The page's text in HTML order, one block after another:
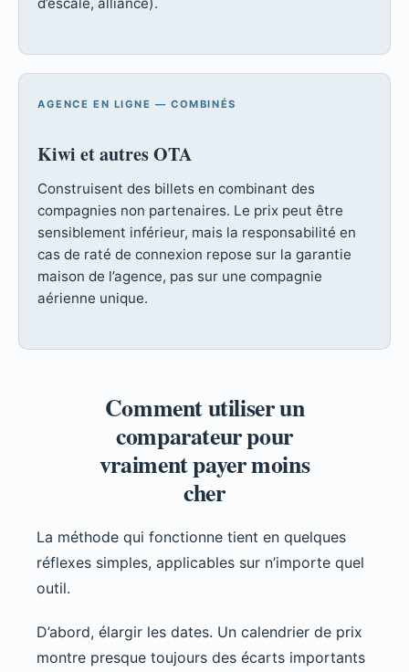
AGENCE EN LIGNE — COMBINÉS
Kiwi et autres OTA
Construisent des billets en combinant des
compagnies non partenaires. Le prix peut être
sensiblement inférieur, mais la responsabilité en
cas de raté de connexion repose sur la garantie
maison de l’agence, pas sur une compagnie
aérienne unique.
Comment utiliser un
comparateur pour
vraiment payer moins
cher
La méthode qui fonctionne tient en quelques
réflexes simples, applicables sur n’importe quel
outil.
D’abord, élargir les dates. Un calendrier de prix
montre presque toujours des écarts importants